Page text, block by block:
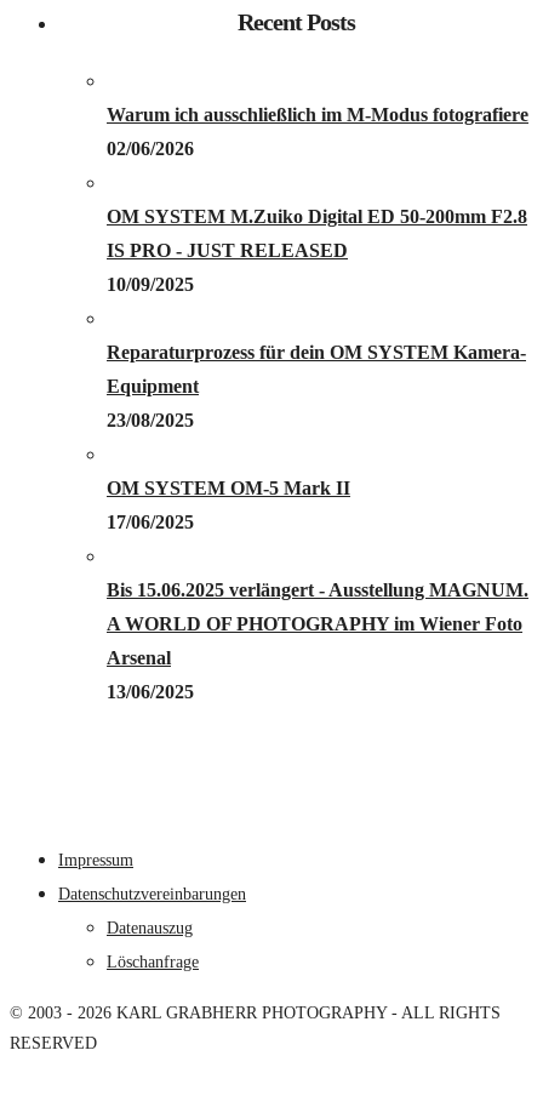
Recent Posts
Warum ich ausschließlich im M-Modus fotografiere
02/06/2026
OM SYSTEM M.Zuiko Digital ED 50-200mm F2.8
IS PRO - JUST RELEASED
10/09/2025
Reparaturprozess für dein OM SYSTEM Kamera-
Equipment
23/08/2025
OM SYSTEM OM-5 Mark II
17/06/2025
Bis 15.06.2025 verlängert - Ausstellung MAGNUM.
A WORLD OF PHOTOGRAPHY im Wiener Foto
Arsenal
13/06/2025
Impressum
Datenschutzvereinbarungen
Datenauszug
Löschanfrage
© 2003 - 2026 KARL GRABHERR PHOTOGRAPHY - ALL RIGHTS
RESERVED